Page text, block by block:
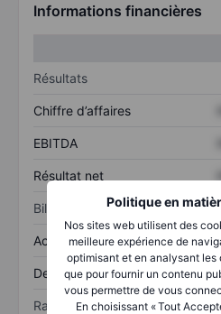
Politique en
Nos sites web utilisent des
meilleure expérience de
optimisant et en analysant les
que pour fournir un contenu
vous permettre de vous
En choisissant « Tout
Informations financières
Résultats
Chiffre d’affaires
EBITDA
Résultat net
Bilan
Actif total
Dette totale
Ratios